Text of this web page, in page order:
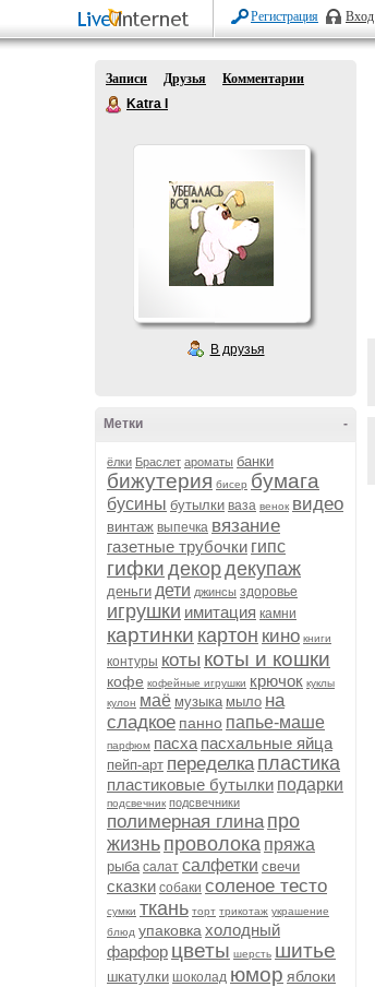
Регистрация Вход
Записи Друзья
Комментарии
Katra I
В друзья
-
Метки
ёлки Браслет ароматы банки
бижутерия бисер бумага
бусины бутылки ваза венок видео
винтаж выпечка вязание
газетные трубочки гипс
гифки декордекупаж
деньги дети джинсы здоровье
игрушки имитация камни
картинки картон кино книги
контуры коты коты и кошки
кофе кофейные игрушки крючок куклы
кулон маё музыка мыло на
сладкое панно папье-маше
парфюм пасха пасхальные яйца
пейп-арт переделка пластика
пластиковые бутылки подарки
подсвечник подсвечники
полимерная глина про
жизнь проволока пряжа
рыба салат салфетки свечи
сказки собаки соленое тесто
сумки ткань торт трикотаж украшение
блюд упаковка холодный
фарфор цветы шерсть шитье
шкатулки шоколад юмор яблоки